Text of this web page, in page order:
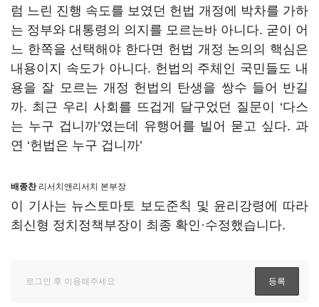
럼 느린 진행 속도를 보였던 헌법 개정에 박차를 가하
는 정부와 대통령의 의지를 모르는바 아니다. 굳이 어
느 한쪽을 선택해야 한다면 헌법 개정 논의의 핵심은
내용이지 속도가 아니다. 헌법의 주체인 국민들도 내
용을 잘 모르는 개정 헌법의 탄생을 쌍수 들어 반길
까. 최근 우리 사회를 뜨겁게 달구었던 질문이 ‘다스
는 누구 겁니까’였는데 유행어를 빌어 묻고 싶다. 과
연 ‘헌법은 누구 겁니까’
배종찬리서치앤리서치 본부장
이 기사는 뉴스토마토 보도준칙 및 윤리강령에 따라
최신형 정치정책부장이 최종 확인·수정했습니다.